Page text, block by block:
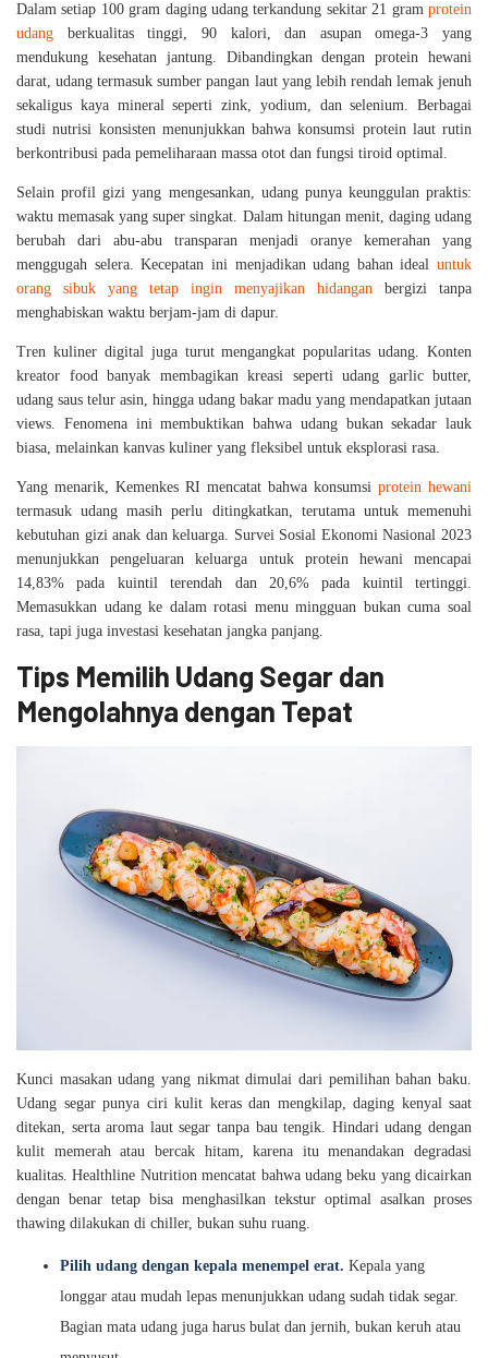
Dalam setiap 100 gram daging udang terkandung sekitar 21 gram protein
udang berkualitas tinggi, 90 kalori, dan asupan omega-3 yang
mendukung kesehatan jantung. Dibandingkan dengan protein hewani
darat, udang termasuk sumber pangan laut yang lebih rendah lemak jenuh
sekaligus kaya mineral seperti zink, yodium, dan selenium. Berbagai
studi nutrisi konsisten menunjukkan bahwa konsumsi protein laut rutin
berkontribusi pada pemeliharaan massa otot dan fungsi tiroid optimal.
Selain profil gizi yang mengesankan, udang punya keunggulan praktis:
waktu memasak yang super singkat. Dalam hitungan menit, daging udang
berubah dari abu-abu transparan menjadi oranye kemerahan yang
menggugah selera. Kecepatan ini menjadikan udang bahan ideal untuk
orang sibuk yang tetap ingin menyajikan hidangan bergizi tanpa
menghabiskan waktu berjam-jam di dapur.
Tren kuliner digital juga turut mengangkat popularitas udang. Konten
kreator food banyak membagikan kreasi seperti udang garlic butter,
udang saus telur asin, hingga udang bakar madu yang mendapatkan jutaan
views. Fenomena ini membuktikan bahwa udang bukan sekadar lauk
biasa, melainkan kanvas kuliner yang fleksibel untuk eksplorasi rasa.
Yang menarik, Kemenkes RI mencatat bahwa konsumsi protein hewani
termasuk udang masih perlu ditingkatkan, terutama untuk memenuhi
kebutuhan gizi anak dan keluarga. Survei Sosial Ekonomi Nasional 2023
menunjukkan pengeluaran keluarga untuk protein hewani mencapai
14,83% pada kuintil terendah dan 20,6% pada kuintil tertinggi.
Memasukkan udang ke dalam rotasi menu mingguan bukan cuma soal
rasa, tapi juga investasi kesehatan jangka panjang.
Tips Memilih Udang Segar dan
Mengolahnya dengan Tepat
Kunci masakan udang yang nikmat dimulai dari pemilihan bahan baku.
Udang segar punya ciri kulit keras dan mengkilap, daging kenyal saat
ditekan, serta aroma laut segar tanpa bau tengik. Hindari udang dengan
kulit memerah atau bercak hitam, karena itu menandakan degradasi
kualitas. Healthline Nutrition mencatat bahwa udang beku yang dicairkan
dengan benar tetap bisa menghasilkan tekstur optimal asalkan proses
thawing dilakukan di chiller, bukan suhu ruang.
Pilih udang dengan kepala menempel erat. Kepala yang
longgar atau mudah lepas menunjukkan udang sudah tidak segar.
Bagian mata udang juga harus bulat dan jernih, bukan keruh atau